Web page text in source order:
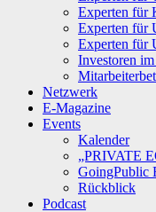
Experten für
Experten für
Experten für
Investoren
Netzwerk
E-Magazine
Events
Kalender
„PRIVATE
GoingPublic
Rückblick
Podcast